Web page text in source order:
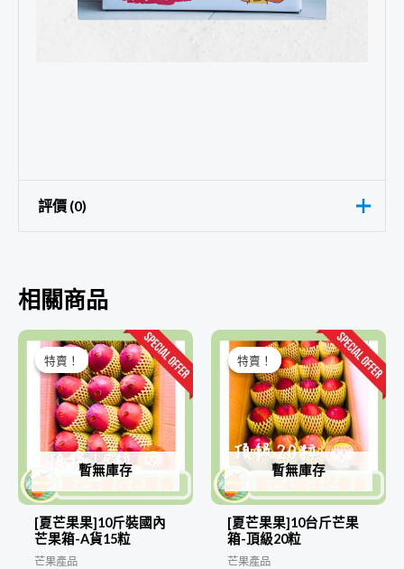
評價 (0)
頂級18粒”
你必須登入才能發表評論。
相關商品
特賣！
暫無庫存
特賣！
[夏芒果果]10斤裝國內
芒果箱-A貨15粒
芒果產品
始
價
格：
NT$1,500。
目
前
價
格：
NT$910。
特賣！
暫無庫存
特賣！
[夏芒果果]10台斤芒果
箱-頂級20粒
芒果產品
始
價
格：
NT$1,100。
目
前
價
格：
NT$980。